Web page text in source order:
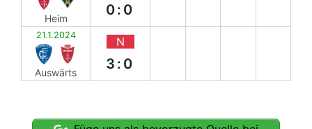
Heim
0:0
21.1.2024
Auswärts
N
3:0